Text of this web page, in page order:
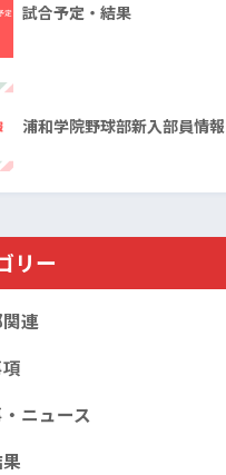
試合予定・結果
浦和学院野球部新入部員情報
リー
連
ニュース